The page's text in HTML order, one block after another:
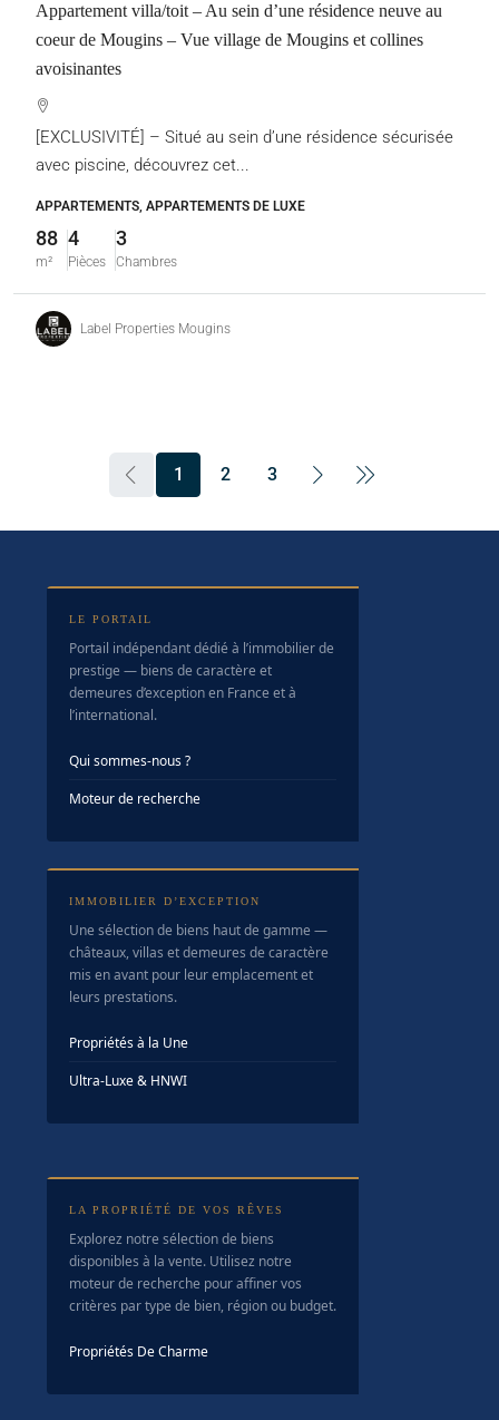
Appartement villa/toit – Au sein d’une résidence neuve au
coeur de Mougins – Vue village de Mougins et collines
avoisinantes
[EXCLUSIVITÉ] – Situé au sein d’une résidence sécurisée
avec piscine, découvrez cet...
APPARTEMENTS, APPARTEMENTS DE LUXE
88
m²
4
Pièces
3
Chambres
Label Properties Mougins
1 2 3
LE PORTAIL
Portail indépendant dédié à l’immobilier de
prestige — biens de caractère et
demeures d’exception en France et à
l’international.
Qui sommes-nous ?
Moteur de recherche
IMMOBILIER D’EXCEPTION
Une sélection de biens haut de gamme —
châteaux, villas et demeures de caractère
mis en avant pour leur emplacement et
leurs prestations.
Propriétés à la Une
Ultra-Luxe & HNWI
LA PROPRIÉTÉ DE VOS RÊVES
Explorez notre sélection de biens
disponibles à la vente. Utilisez notre
moteur de recherche pour affiner vos
critères par type de bien, région ou budget.
Propriétés De Charme